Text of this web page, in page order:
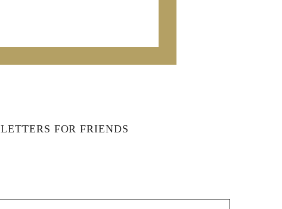
LETTERS FOR FRIENDS